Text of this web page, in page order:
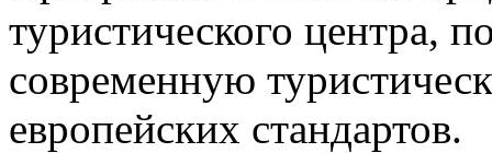
туристического центра,
современную
европейских стандартов.